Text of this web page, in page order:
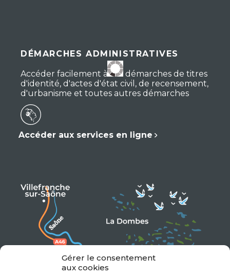
Gérer le consentement
aux cookies
DÉMARCHES ADMINISTRATIVES
Accéder facilement à vos démarches de titres
d'identité, d'actes d'état civil, de recensement,
d'urbanisme et toutes autres démarches
Accéder aux services en ligne